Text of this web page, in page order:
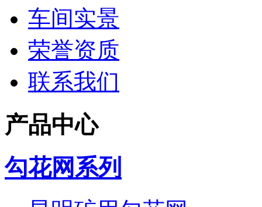
车间实景
荣誉资质
联系我们
产品中心
勾花网系列